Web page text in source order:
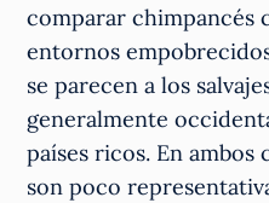
comparar chimpancés
entornos
se parecen a los
generalmente
países ricos. En ambos
son poco